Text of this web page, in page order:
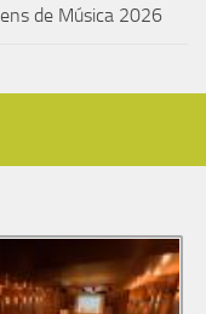
de Música 2026